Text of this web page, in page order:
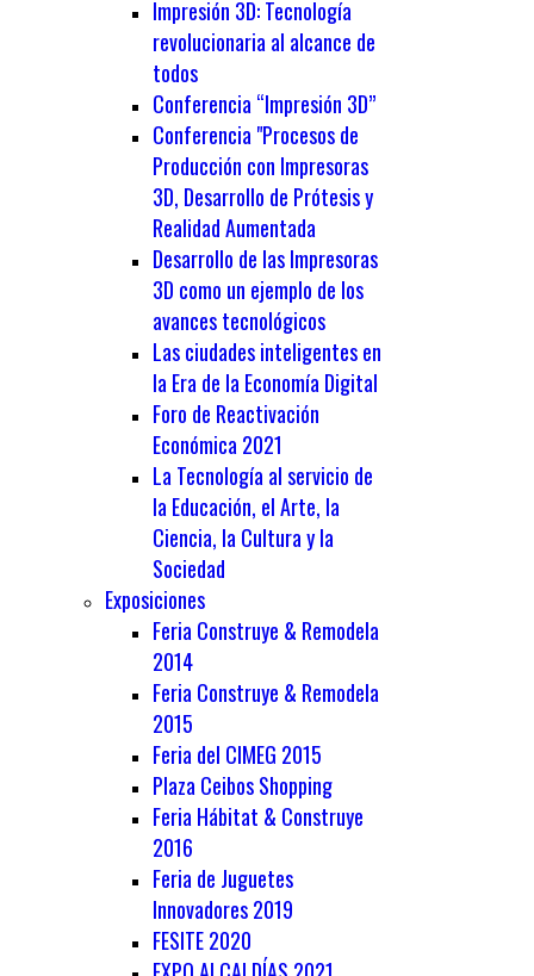
Impresión 3D: Tecnología
revolucionaria al alcance de
todos
Conferencia “Impresión 3D”
Conferencia "Procesos de
Producción con Impresoras
3D, Desarrollo de Prótesis y
Realidad Aumentada
Desarrollo de las Impresoras
3D como un ejemplo de los
avances tecnológicos
Las ciudades inteligentes en
la Era de la Economía Digital
Foro de Reactivación
Económica 2021
La Tecnología al servicio de
la Educación, el Arte, la
Ciencia, la Cultura y la
Sociedad
Exposiciones
Feria Construye & Remodela
2014
Feria Construye & Remodela
2015
Feria del CIMEG 2015
Plaza Ceibos Shopping
Feria Hábitat & Construye
2016
Feria de Juguetes
Innovadores 2019
FESITE 2020